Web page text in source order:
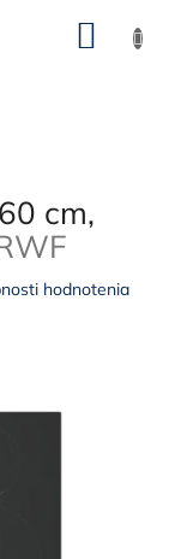
cm,
hodnotenia